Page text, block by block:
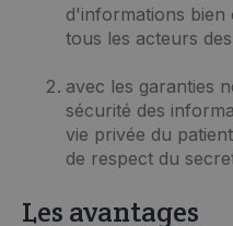
d'informations bien
tous les acteurs
avec les garanties
sécurité des
vie privée du
de respect du
Les avantages